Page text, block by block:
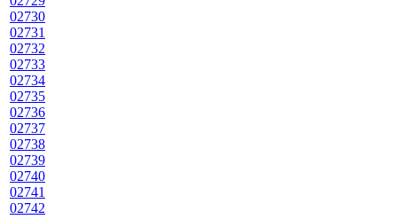
02730
02731
02732
02733
02734
02735
02736
02737
02738
02739
02740
02741
02742